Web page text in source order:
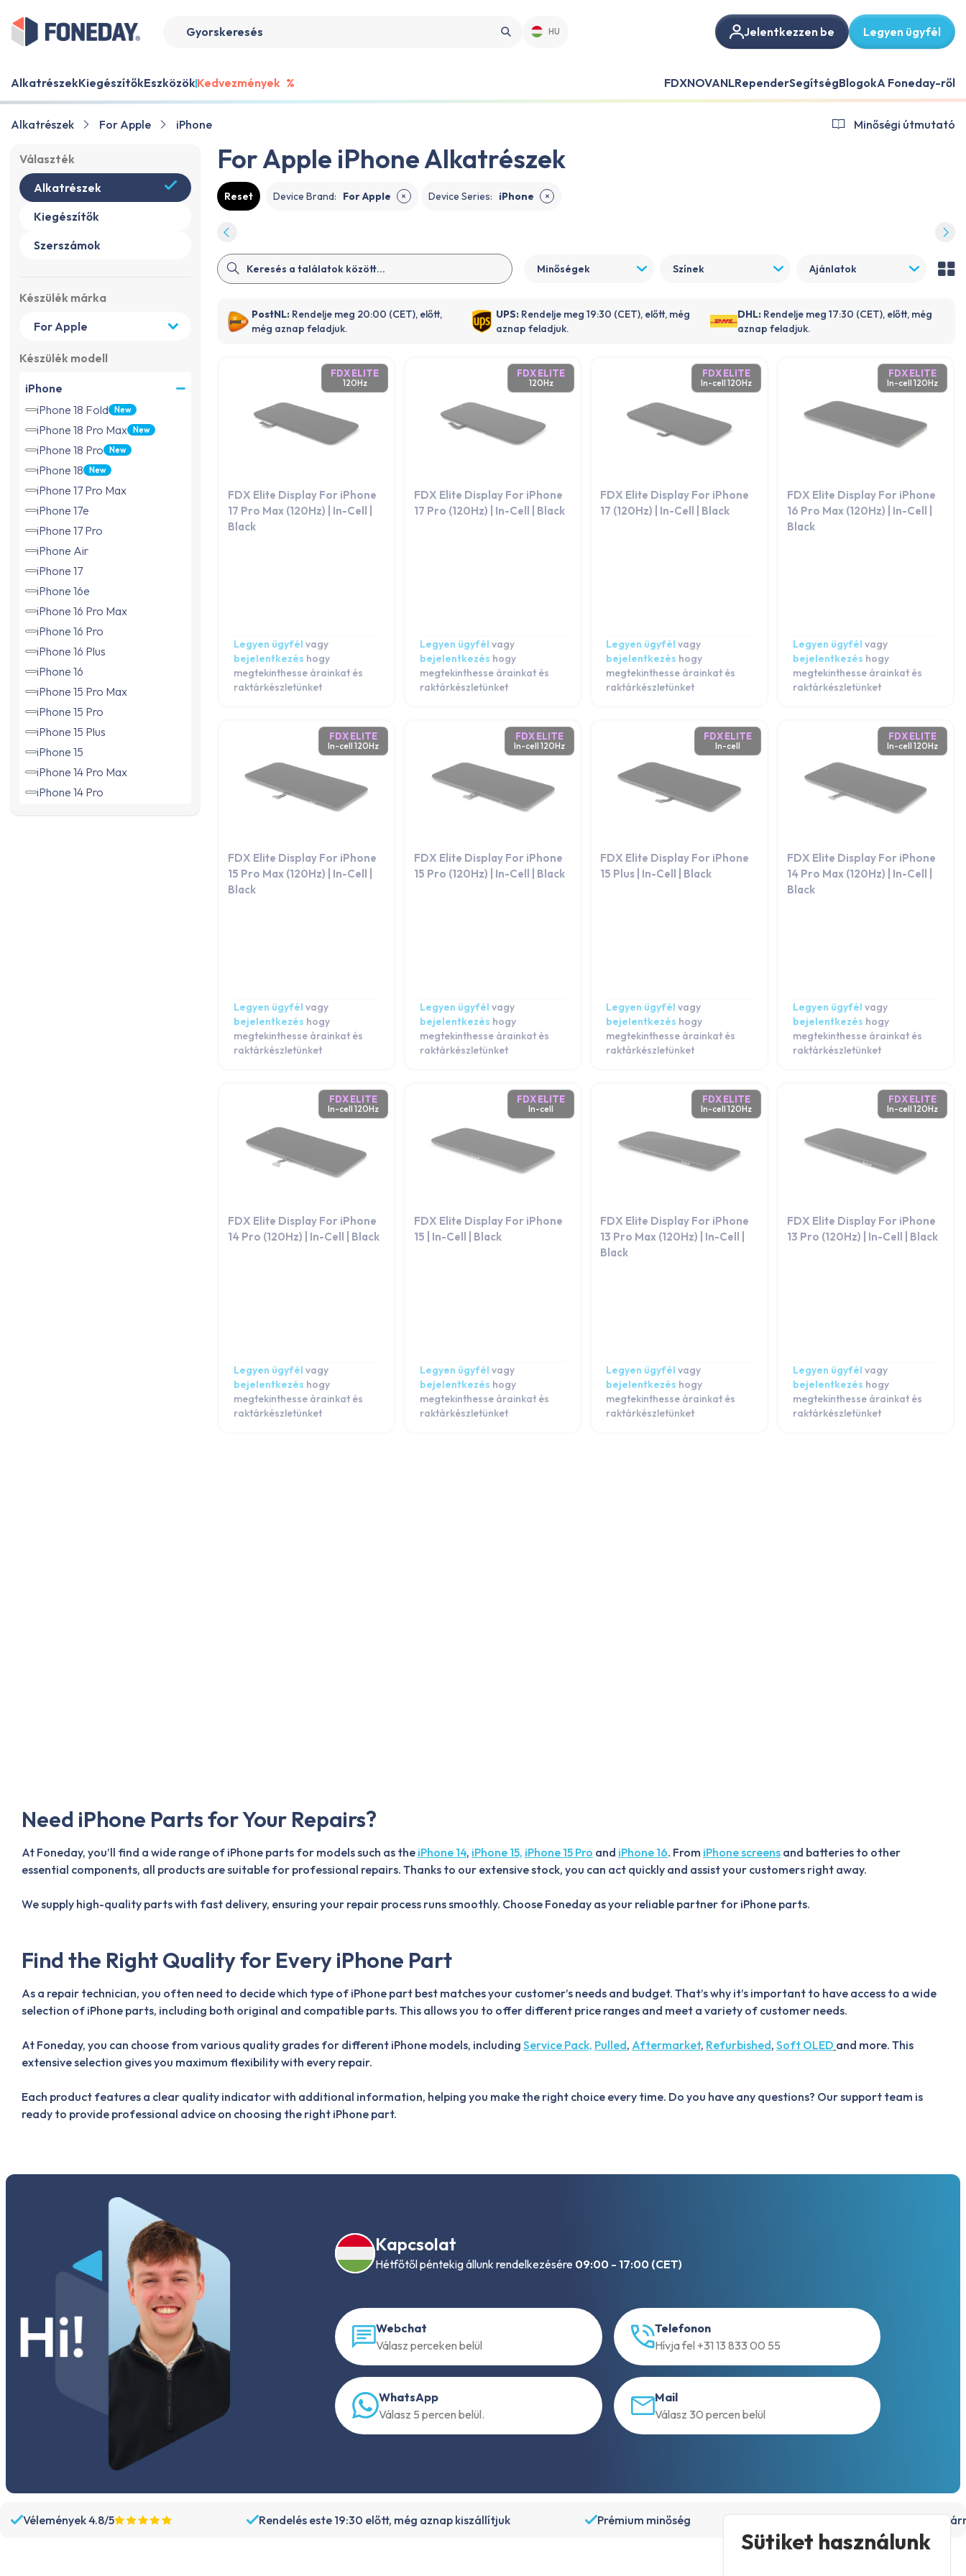
HU Jelentkezzen be Legyen ügyfél
AlkatrészekKiegészítőkEszközökKedvezmények % FDXNOVANLRependerSegítségBlogokA Foneday-ről
Alkatrészek For Apple iPhone Minőségi útmutató
Választék
Alkatrészek
Kiegészítők
Szerszámok
Készülék márka
Készülék modell
iPhone
iPhone 18 Fold
New
iPhone 18 Pro Max New
iPhone 18 Pro New
iPhone 18 New
iPhone 17 Pro Max
iPhone 17e
iPhone 17 Pro
iPhone Air
iPhone 17
iPhone 16e
iPhone 16 Pro Max
iPhone 16 Pro
iPhone 16 Plus
iPhone 16
iPhone 15 Pro Max
iPhone 15 Pro
iPhone 15 Plus
iPhone 15
iPhone 14 Pro Max
iPhone 14 Pro
For Apple iPhone Alkatrészek
Reset Device Brand: For Apple ✕ Device Series: iPhone ✕
Minőségek Színek Ajánlatok
PostNL: Rendelje meg 20:00 (CET), előtt,
még aznap feladjuk.
UPS: Rendelje meg 19:30 (CET), előtt, még
aznap feladjuk.
DHL: Rendelje meg 17:30 (CET), előtt, még
aznap feladjuk.
FDX ELITE
120Hz
FDX Elite Display For iPhone
17 Pro Max (120Hz) | In-Cell |
Black
Legyen ügyfél vagy
bejelentkezés hogy
megtekinthesse árainkat és
raktárkészletünket
FDX ELITE
120Hz
FDX Elite Display For iPhone
17 Pro (120Hz) | In-Cell | Black
Legyen ügyfél vagy
bejelentkezés hogy
megtekinthesse árainkat és
raktárkészletünket
FDX ELITE
In-cell 120Hz
FDX Elite Display For iPhone
17 (120Hz) | In-Cell | Black
Legyen ügyfél vagy
bejelentkezés hogy
megtekinthesse árainkat és
raktárkészletünket
FDX ELITE
In-cell 120Hz
FDX Elite Display For iPhone
16 Pro Max (120Hz) | In-Cell |
Black
Legyen ügyfél vagy
bejelentkezés hogy
megtekinthesse árainkat és
raktárkészletünket
FDX ELITE
In-cell 120Hz
FDX Elite Display For iPhone
15 Pro Max (120Hz) | In-Cell |
Black
Legyen ügyfél vagy
bejelentkezés hogy
megtekinthesse árainkat és
raktárkészletünket
FDX ELITE
In-cell 120Hz
FDX Elite Display For iPhone
15 Pro (120Hz) | In-Cell | Black
Legyen ügyfél vagy
bejelentkezés hogy
megtekinthesse árainkat és
raktárkészletünket
FDX ELITE
In-cell
FDX Elite Display For iPhone
15 Plus | In-Cell | Black
Legyen ügyfél vagy
bejelentkezés hogy
megtekinthesse árainkat és
raktárkészletünket
FDX ELITE
In-cell 120Hz
FDX Elite Display For iPhone
14 Pro Max (120Hz) | In-Cell |
Black
Legyen ügyfél vagy
bejelentkezés hogy
megtekinthesse árainkat és
raktárkészletünket
FDX ELITE
In-cell 120Hz
FDX Elite Display For iPhone
14 Pro (120Hz) | In-Cell | Black
Legyen ügyfél vagy
bejelentkezés hogy
megtekinthesse árainkat és
raktárkészletünket
FDX ELITE
In-cell
FDX Elite Display For iPhone
15 | In-Cell | Black
Legyen ügyfél vagy
bejelentkezés hogy
megtekinthesse árainkat és
raktárkészletünket
FDX ELITE
In-cell 120Hz
FDX Elite Display For iPhone
13 Pro Max (120Hz) | In-Cell |
Black
Legyen ügyfél vagy
bejelentkezés hogy
megtekinthesse árainkat és
raktárkészletünket
FDX ELITE
In-cell 120Hz
FDX Elite Display For iPhone
13 Pro (120Hz) | In-Cell | Black
Legyen ügyfél vagy
bejelentkezés hogy
megtekinthesse árainkat és
raktárkészletünket
Need iPhone Parts for Your Repairs?
At Foneday, you’ll find a wide range of iPhone parts for models such as the iPhone 14, iPhone 15, iPhone 15 Pro and iPhone 16. From iPhone screens and batteries to other
essential components, all products are suitable for professional repairs. Thanks to our extensive stock, you can act quickly and assist your customers right away.
We supply high-quality parts with fast delivery, ensuring your repair process runs smoothly. Choose Foneday as your reliable partner for iPhone parts.
Find the Right Quality for Every iPhone Part
As a repair technician, you often need to decide which type of iPhone part best matches your customer’s needs and budget. That’s why it’s important to have access to a wide
selection of iPhone parts, including both original and compatible parts. This allows you to offer different price ranges and meet a variety of customer needs.
At Foneday, you can choose from various quality grades for different iPhone models, including Service Pack, Pulled, Aftermarket, Refurbished, Soft OLED and more. This
extensive selection gives you maximum flexibility with every repair.
Each product features a clear quality indicator with additional information, helping you make the right choice every time. Do you have any questions? Our support team is
ready to provide professional advice on choosing the right iPhone part.
Kapcsolat
Hétfőtől péntekig állunk rendelkezésére 09:00 - 17:00 (CET)
Webchat
Válasz perceken belül
Telefonon
Hívja fel +31 13 833 00 55
WhatsApp
Válasz 5 percen belül.
Mail
Válasz 30 percen belül
Vélemények 4.8/5 Rendelés este 19:30 előtt, még aznap kiszállítjuk Prémium minőség 15 000+ termék, közvetlenül
Sütiket használunk